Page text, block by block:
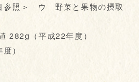
参照＞ ウ 野菜と果物の摂取
282g（平成22年度）
）